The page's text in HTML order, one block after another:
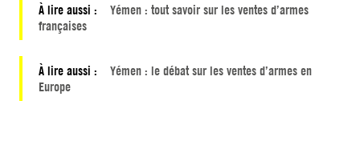
À lire aussi :
Yémen : tout savoir sur les ventes d’armes
françaises
À lire aussi :
Yémen : le débat sur les ventes d’armes en
Europe